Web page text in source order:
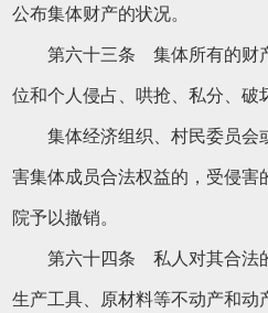
公布集体财产的状况。
第六十三条 集体所有的财
位和个人侵占、哄抢、私分、破
集体经济组织、村民委员会
害集体成员合法权益的，受侵害
院予以撤销。
第六十四条 私人对其合法的
生产工具、原材料等不动产和动